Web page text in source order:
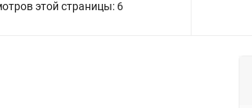
этой страницы: 6